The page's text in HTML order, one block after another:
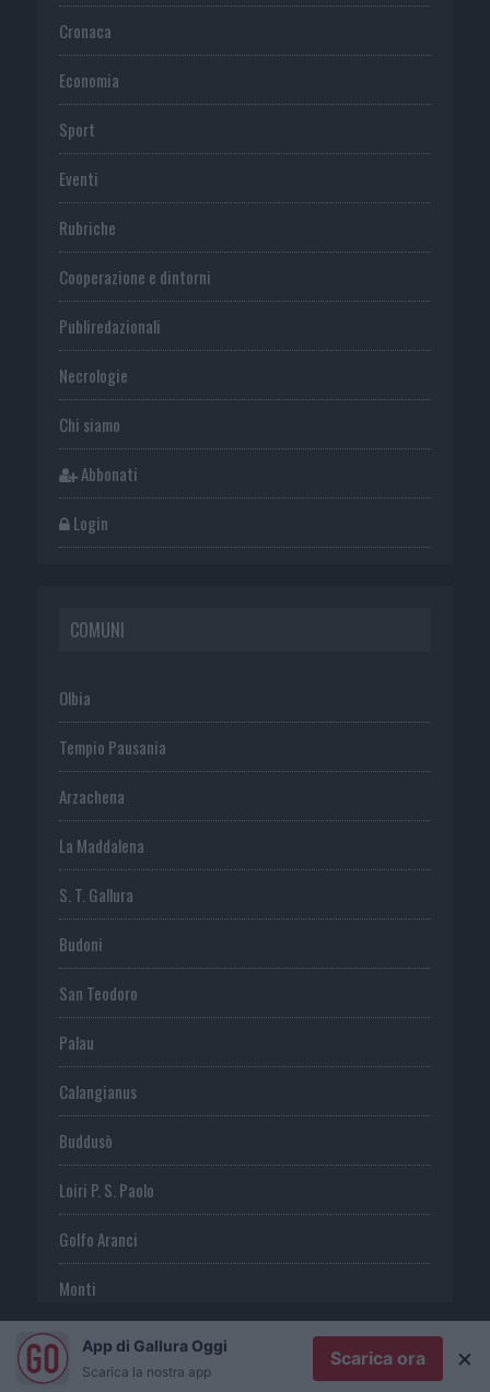
Cronaca
Economia
Sport
Eventi
Rubriche
Cooperazione e dintorni
Publiredazionali
Necrologie
Chi siamo
Abbonati
Login
COMUNI
Olbia
Tempio Pausania
Arzachena
La Maddalena
S. T. Gallura
Budoni
San Teodoro
Palau
Calangianus
Buddusò
Loiri P. S. Paolo
Golfo Aranci
Monti
Telti
S. Antonio di G.
App di Gallura Oggi
Scarica la nostra app
Scarica ora ×